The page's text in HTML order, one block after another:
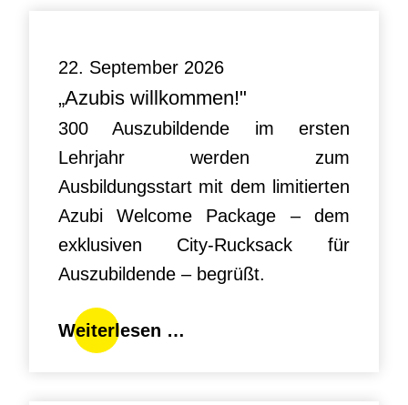
22. September 2026
„Azubis willkommen!"
300 Auszubildende im ersten
Lehrjahr werden zum
Ausbildungsstart mit dem limitierten
Azubi Welcome Package – dem
exklusiven City-Rucksack für
Auszubildende – begrüßt.
Weiterlesen …